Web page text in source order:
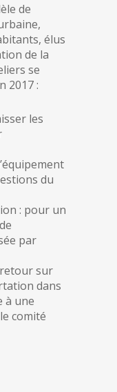
de
élus
de la
se
2017 :
les
du
: pour un
par
sur
dans
à une
comité